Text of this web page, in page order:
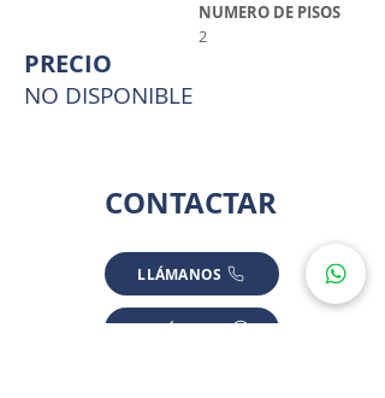
NUMERO DE PISOS
2
PRECIO
NO DISPONIBLE
CONTACTAR
LLÁMANOS
ESCRÍBENOS